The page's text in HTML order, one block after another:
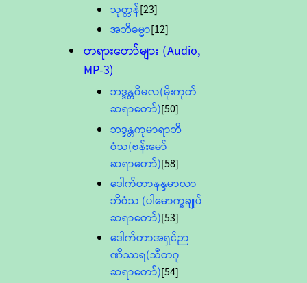
သုတ္တန်[23]
အဘိဓမ္မာ[12]
တရားတော်များ (Audio,
MP-3)
ဘဒ္ဒန္တဝိမလ(မိုးကုတ်
ဆရာတော်)[50]
ဘဒ္ဒန္တကုမာရာဘိ
ဝံသ(ဗန်းမော်
ဆရာတော်)[58]
ဒေါက်တာနန္ဒမာလာ
ဘိဝံသ (ပါမောက္ခချုပ်
ဆရာတော်)[53]
ဒေါက်တာအရှင်ဉာ
ဏိဿရ(သီတဂူ
ဆရာတော်)[54]